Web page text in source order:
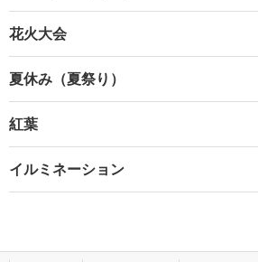
花火大会
夏休み（夏祭り）
紅葉
イルミネーション